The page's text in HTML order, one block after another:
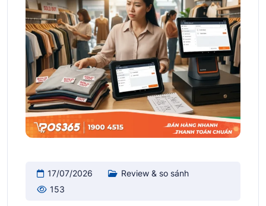
17/07/2026
Review & so sánh
153